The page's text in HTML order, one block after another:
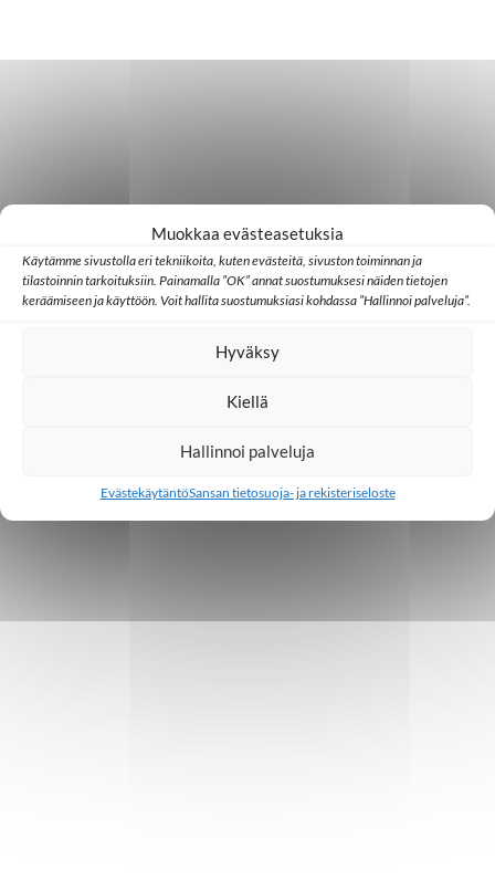
Muokkaa evästeasetuksia
Käytämme sivustolla eri tekniikoita, kuten evästeitä, sivuston toiminnan ja
tilastoinnin tarkoituksiin. Painamalla ”OK” annat suostumuksesi näiden tietojen
keräämiseen ja käyttöön. Voit hallita suostumuksiasi kohdassa ”Hallinnoi palveluja”.
Hyväksy
Kiellä
Hallinnoi palveluja
EvästekäytäntöSansan tietosuoja- ja rekisteriseloste